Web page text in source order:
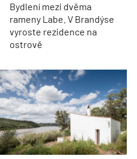
Bydlení mezi dvěma
rameny Labe. V Brandýse
vyroste rezidence na
ostrově